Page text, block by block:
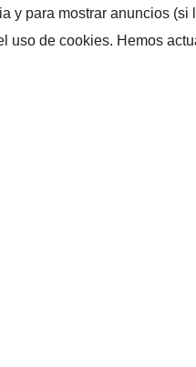
para mostrar anuncios
de cookies. Hemos